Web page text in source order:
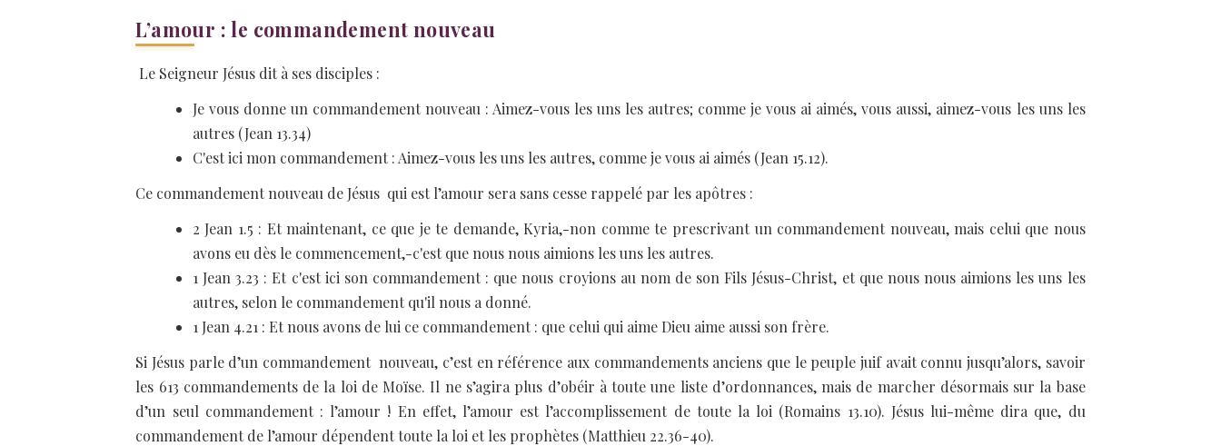
L’amour : le commandement nouveau
Le Seigneur Jésus dit à ses disciples :
Je vous donne un commandement nouveau : Aimez-vous les uns les autres; comme je vous ai aimés, vous aussi, aimez-vous les uns les
autres (Jean 13.34)
C'est ici mon commandement : Aimez-vous les uns les autres, comme je vous ai aimés (Jean 15.12).
Ce commandement nouveau de Jésus qui est l’amour sera sans cesse rappelé par les apôtres :
2 Jean 1.5 : Et maintenant, ce que je te demande, Kyria,-non comme te prescrivant un commandement nouveau, mais celui que nous
avons eu dès le commencement,-c'est que nous nous aimions les uns les autres.
1 Jean 3.23 : Et c'est ici son commandement : que nous croyions au nom de son Fils Jésus-Christ, et que nous nous aimions les uns les
autres, selon le commandement qu'il nous a donné.
1 Jean 4.21 : Et nous avons de lui ce commandement : que celui qui aime Dieu aime aussi son frère.
Si Jésus parle d’un commandement nouveau, c’est en référence aux commandements anciens que le peuple juif avait connu jusqu’alors, savoir
les 613 commandements de la loi de Moïse. Il ne s’agira plus d’obéir à toute une liste d’ordonnances, mais de marcher désormais sur la base
d’un seul commandement : l’amour ! En effet, l’amour est l’accomplissement de toute la loi (Romains 13.10). Jésus lui-même dira que, du
commandement de l’amour dépendent toute la loi et les prophètes (Matthieu 22.36-40).